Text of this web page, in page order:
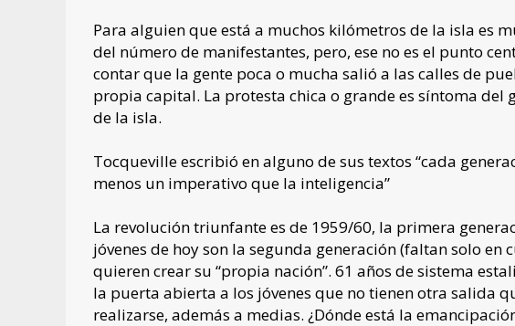
Para alguien que está a muchos kilómetros de la isla es
del número de manifestantes, pero, ese no es el punto
contar que la gente poca o mucha salió a las calles de
propia capital. La protesta chica o grande es síntoma del
de la isla.
Tocqueville escribió en alguno de sus textos “cada
menos un imperativo que la inteligencia”
La revolución triunfante es de 1959/60, la primera
jóvenes de hoy son la segunda generación (faltan solo en
quieren crear su “propia nación”. 61 años de sistema
la puerta abierta a los jóvenes que no tienen otra salida
realizarse, además a medias. ¿Dónde está la